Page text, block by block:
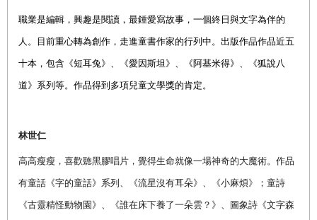
職業是編輯，興趣是閱讀，最鍾愛寫故事，一個終日與文字為伴的
人。目前重心轉為創作，走進童書作家的行列中。出版作品作品近五
十本，包含《短耳兔》、《愛因斯坦》、《阿基米得》、《狐說八
道》系列等。 作品得到多項兒童文學獎的肯定。
林世仁
高高瘦瘦，喜歡聽黑膠唱片，覺得生命就像一場神奇的大魔術。作品
有童話《字的童話》系列、《流星沒有耳朵》、《小麻煩》；童詩
《古靈精怪動物園》、《誰在床下養了一朵雲？》、圖象詩《文字森